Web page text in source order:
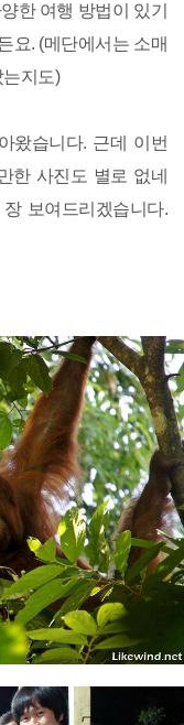
한 여행 방법이 있기
요. (메단에서는 소매
지도)
왔습니다. 근데 이번
한 사진도 별로 없네
보여드리겠습니다.